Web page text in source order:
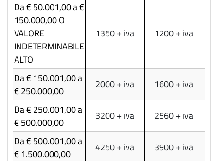
Da € 50.001,00 a €
150.000,00 O
VALORE
INDETERMINABILE
ALTO
1350 + iva 1200 + iva
Da € 150.001,00 a
€ 250.000,00
2000 + iva
1600 + iva
Da € 250.001,00 a
€ 500.000,00
3200 + iva
2560 + iva
Da € 500.001,00 a
€ 1.500.000,00
4250 + iva
3900 + iva